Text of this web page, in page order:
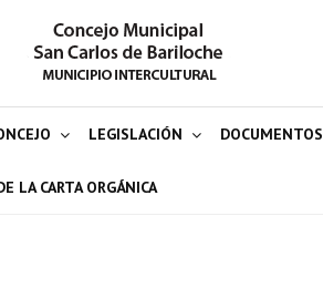
LEGISLACIÓN DOCUMENTOS
LA CARTA ORGÁNICA